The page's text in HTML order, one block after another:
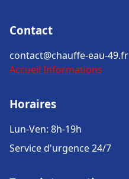
Contact
contact@chauffe-eau-49.fr
Accueil Informations
Horaires
Lun-Ven: 8h-19h
Service d'urgence 24/7